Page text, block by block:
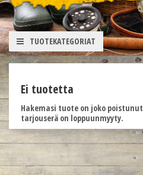
TUOTEKATEGORIAT
Ei tuotetta
Hakemasi tuote on joko
tarjouserä on loppuunmyyty.